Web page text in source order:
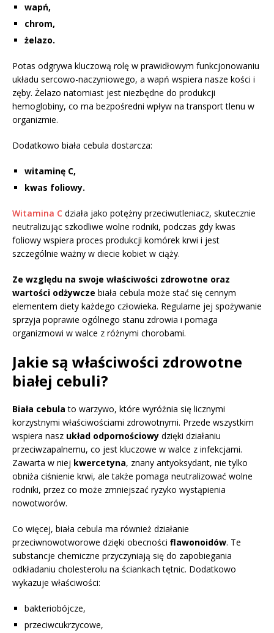
wapń,
chrom,
żelazo.
Potas odgrywa kluczową rolę w prawidłowym funkcjonowaniu
układu sercowo-naczyniowego, a wapń wspiera nasze kości i
zęby. Żelazo natomiast jest niezbędne do produkcji
hemoglobiny, co ma bezpośredni wpływ na transport tlenu w
organizmie.
Dodatkowo biała cebula dostarcza:
witaminę C,
kwas foliowy.
Witamina C działa jako potężny przeciwutleniacz, skutecznie
neutralizując szkodliwe wolne rodniki, podczas gdy kwas
foliowy wspiera proces produkcji komórek krwi i jest
szczególnie ważny w diecie kobiet w ciąży.
Ze względu na swoje właściwości zdrowotne oraz
wartości odżywcze biała cebula może stać się cennym
elementem diety każdego człowieka. Regularne jej spożywanie
sprzyja poprawie ogólnego stanu zdrowia i pomaga
organizmowi w walce z różnymi chorobami.
Jakie są właściwości zdrowotne
białej cebuli?
Biała cebula to warzywo, które wyróżnia się licznymi
korzystnymi właściwościami zdrowotnymi. Przede wszystkim
wspiera nasz układ odpornościowy dzięki działaniu
przeciwzapalnemu, co jest kluczowe w walce z infekcjami.
Zawarta w niej kwercetyna, znany antyoksydant, nie tylko
obniża ciśnienie krwi, ale także pomaga neutralizować wolne
rodniki, przez co może zmniejszać ryzyko wystąpienia
nowotworów.
Co więcej, biała cebula ma również działanie
przeciwnowotworowe dzięki obecności flawonoidów. Te
substancje chemiczne przyczyniają się do zapobiegania
odkładaniu cholesterolu na ściankach tętnic. Dodatkowo
wykazuje właściwości:
bakteriobójcze,
przeciwcukrzycowe,